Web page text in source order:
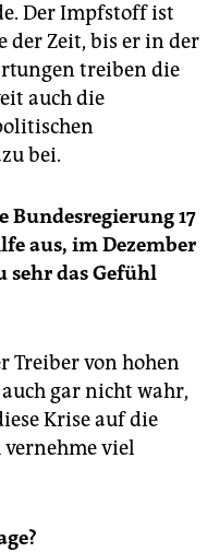
Der Impfstoff ist
der Zeit, bis er in der
treiben die
auch die
bei.
17
aus, im Dezember
sehr das Gefühl
Treiber von hohen
gar nicht wahr,
Krise auf die
vernehme viel